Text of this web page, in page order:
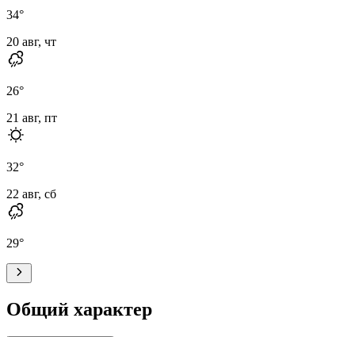
34°
20 авг, чт
26°
21 авг, пт
32°
22 авг, сб
29°
Общий характер